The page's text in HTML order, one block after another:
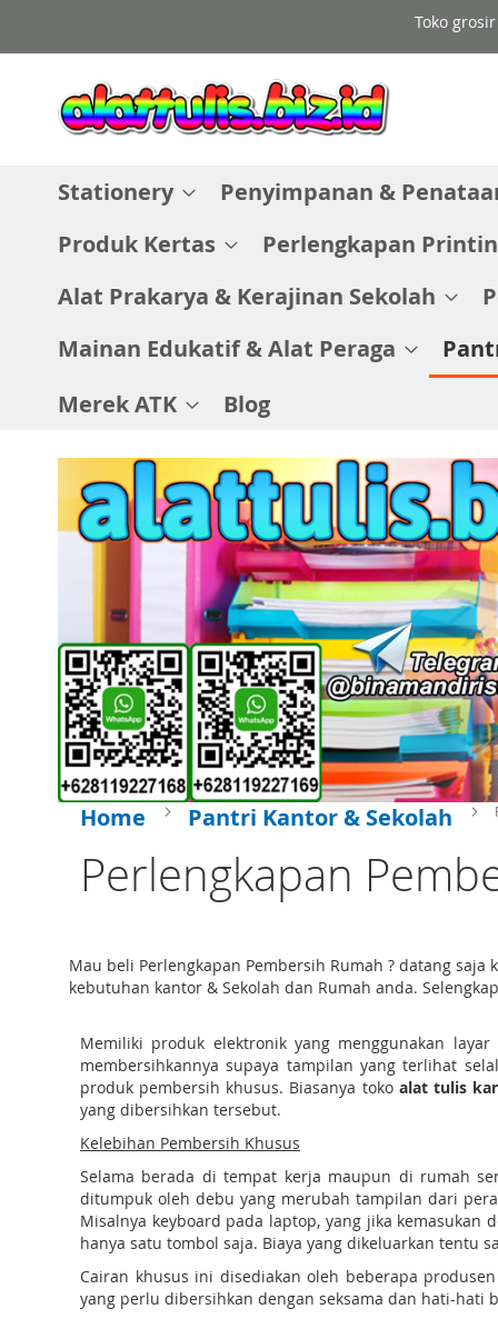
to
Content
Toko
Stationery Penyimpanan &
Produk Kertas
Perlengkapan
Alat Prakarya & Kerajinan Sekolah
Mainan Edukatif & Alat Peraga
Merek ATK
Blog
Home Pantri Kantor & Sekolah
Perlengkapan
Mau beli Perlengkapan Pembersih Rumah ? datang
kebutuhan kantor & Sekolah dan Rumah anda.
Memiliki produk elektronik yang menggunakan
membersihkannya supaya tampilan yang terlihat
produk pembersih khusus. Biasanya toko alat tulis
yang dibersihkan tersebut.
Kelebihan Pembersih Khusus
Selama berada di tempat kerja maupun di rumah
ditumpuk oleh debu yang merubah tampilan dari
Misalnya keyboard pada laptop, yang jika
hanya satu tombol saja. Biaya yang dikeluarkan tentu
Cairan khusus ini disediakan oleh beberapa
yang perlu dibersihkan dengan seksama dan hati-hati